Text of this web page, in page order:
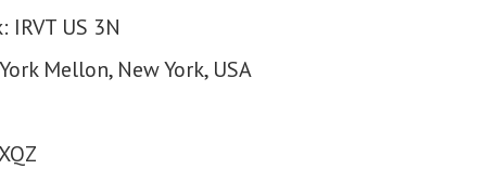
US 3N
Mellon, New York, USA